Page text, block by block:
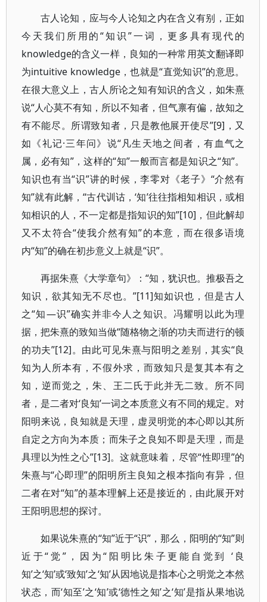
古人论知，应与今人论知之内在含义有别，正如
今天我们所用的“知识”一词，更多具有现代的
knowledge的含义一样，良知的一种常用英文翻译即
为intuitive knowledge，也就是“直觉知识”的意思。
在很大意义上，古人所论之知有知识的含义，如朱熹
说“人心莫不有知，所以不知者，但气禀有偏，故知之
有不能尽。所谓致知者，只是教他展开使尽”[9]，又
如《礼记·三年问》说“凡生天地之间者，有血气之
属，必有知”，这样的“知”一般而言都是知识之“知”。
知识也有当“识”讲的时候，李零对《老子》“介然有
知”就有此解，“古代训诂，‘知’往往指相知相识，或相
知相识的人，不一定都是指知识的知”[10]，但此解却
又不太符合“使我介然有知”的本意，而在很多语境
内“知”的确在初步意义上就是“识”。
再据朱熹《大学章句》：“知，犹识也。推极吾之
知识，欲其知无不尽也。”[11]知如识也，但是古人
之“知—识”确实并非今人之知识。冯耀明以此为理
据，把朱熹的致知当做“随格物之渐的功夫而进行的顿
的功夫”[12]。由此可见朱熹与阳明之差别，其实“良
知为人所本有，不假外求，而致知只是复其本有之
知，逆而觉之，朱、王二氏于此并无二致。所不同
者，是二者对‘良知’一词之本质意义有不同的规定。对
阳明来说，良知就是天理，虚灵明觉的本心即以其所
自定之方向为本质；而朱子之良知不即是天理，而是
具理以为性之心”[13]。这就意味着，尽管“性即理”的
朱熹与“心即理”的阳明所主良知之根本指向有异，但
二者在对“知”的基本理解上还是接近的，由此展开对
王阳明思想的探讨。
如果说朱熹的“知”近于“识”，那么，阳明的“知”则
近于“觉”，因为“阳明比朱子更能自觉到 ‘良
知’之‘知’或‘致知’之‘知’从因地说是指本心之明觉之本然
状态，而‘知至’之‘知’或‘德性之知’之‘知’是指从果地说